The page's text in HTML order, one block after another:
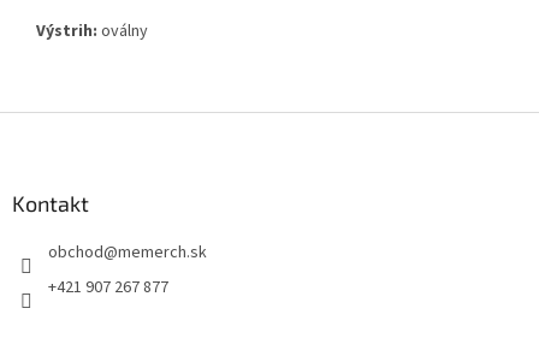
Výstrih: oválny
Kontakt
obchod@memerch.sk
+421 907 267 877